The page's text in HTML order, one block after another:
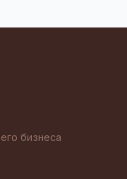
бизнеса